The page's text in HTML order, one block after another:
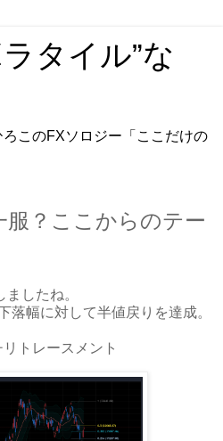
タイル”な
このFXソロジー「ここだけの
服？ここからのテー
したね。
落幅に対して半値戻りを達成。
トレースメント